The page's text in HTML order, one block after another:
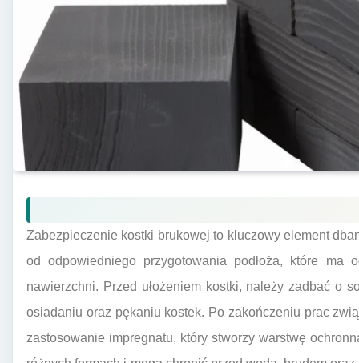
Zabezpieczenie kostki brukowej to kluczowy element
od odpowiedniego przygotowania podłoża, które ma
nawierzchni. Przed ułożeniem kostki, należy zadbać o
osiadaniu oraz pękaniu kostek. Po zakończeniu prac
zastosowanie impregnatu, który stworzy warstwę